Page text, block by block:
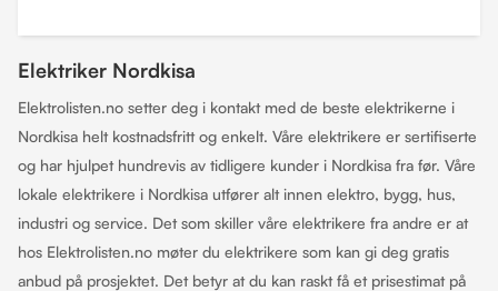
Elektriker Nordkisa
Elektrolisten.no setter deg i kontakt med de beste elektrikerne i
Nordkisa helt kostnadsfritt og enkelt. Våre elektrikere er sertifiserte
og har hjulpet hundrevis av tidligere kunder i Nordkisa fra før. Våre
lokale elektrikere i Nordkisa utfører alt innen elektro, bygg, hus,
industri og service. Det som skiller våre elektrikere fra andre er at
hos Elektrolisten.no møter du elektrikere som kan gi deg gratis
anbud på prosjektet. Det betyr at du kan raskt få et prisestimat på